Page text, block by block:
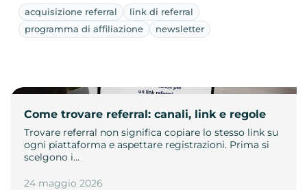
acquisizione referral
link di referral
programma di affiliazione
newsletter
Come trovare referral: canali, link e regole
Trovare referral non significa copiare lo stesso link su
ogni piattaforma e aspettare registrazioni. Prima si
scelgono i…
24 maggio 2026